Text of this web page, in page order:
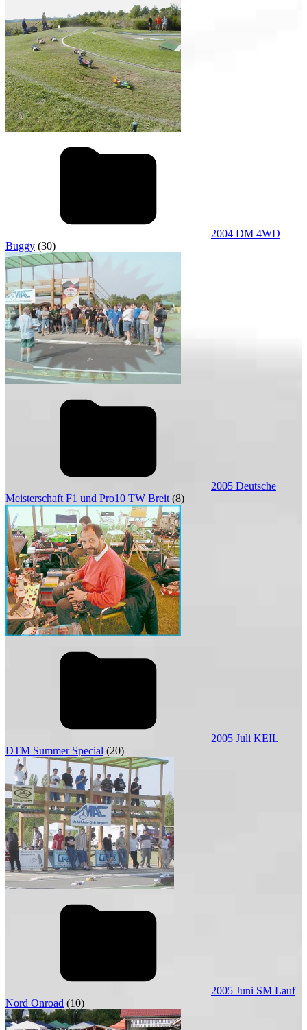
2004 DM 4WD
Buggy (30)
2005 Deutsche
Meisterschaft F1 und Pro10 TW Breit (8)
2005 Juli KEIL
DTM Summer Special (20)
2005 Juni SM Lauf
Nord Onroad (10)